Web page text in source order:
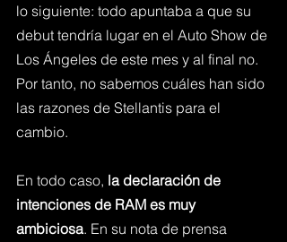
lo siguiente: todo apuntaba a que su
debut tendría lugar en el Auto Show de
Los Ángeles de este mes y al final no.
Por tanto, no sabemos cuáles han sido
las razones de Stellantis para el
cambio.
En todo caso, la declaración de
intenciones de RAM es muy
ambiciosa. En su nota de prensa